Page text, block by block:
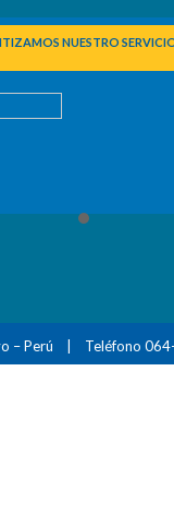
NUESTRO
– Perú | Teléfono